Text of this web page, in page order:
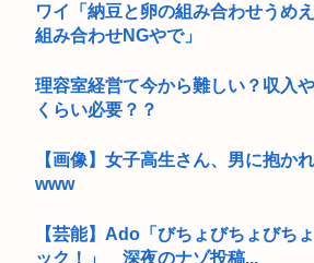
ワイ「納豆と卵の組み合わせうめ
組み合わせNGやで」
理容室経営て今から難しい？収入
くらい必要？？
【画像】女子高生さん、男に抱か
www
【芸能】Ado「びちょびちょびち
ック！」 深夜のナゾ投稿...